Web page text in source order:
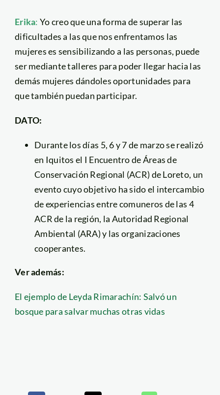
Erika: Yo creo que una forma de superar las
dificultades a las que nos enfrentamos las
mujeres es sensibilizando a las personas, puede
ser mediante talleres para poder llegar hacia las
demás mujeres dándoles oportunidades para
que también puedan participar.
DATO:
Durante los días 5, 6 y 7 de marzo se realizó
en Iquitos el I Encuentro de Áreas de
Conservación Regional (ACR) de Loreto, un
evento cuyo objetivo ha sido el intercambio
de experiencias entre comuneros de las 4
ACR de la región, la Autoridad Regional
Ambiental (ARA) y las organizaciones
cooperantes.
Ver además:
El ejemplo de Leyda Rimarachín: Salvó un
bosque para salvar muchas otras vidas